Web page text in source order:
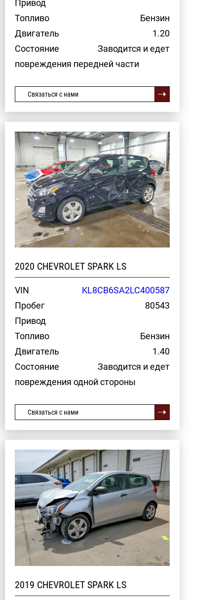
Привод
Топливо
Бензин
Двигатель
1.20
Состояние
Заводится и едет
повреждения передней части
Связаться с нами
2020 CHEVROLET SPARK LS
VIN
KL8CB6SA2LC400587
Пробег
80543
Привод
Топливо
Бензин
Двигатель
1.40
Состояние
Заводится и едет
повреждения одной стороны
Связаться с нами
2019 CHEVROLET SPARK LS